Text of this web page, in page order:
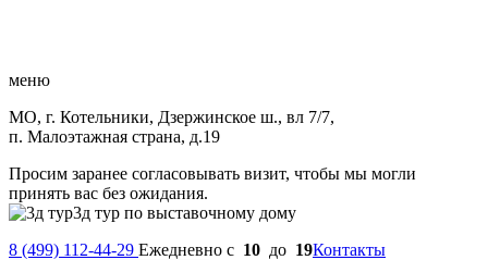
меню
МО, г. Котельники, Дзержинское ш., вл 7/7,
п. Малоэтажная страна, д.19
Просим заранее согласовывать визит, чтобы мы могли
принять вас без ожидания.
3д тур по выставочному дому
8 (499) 112-44-29 Ежедневно с 10 до 19Контакты